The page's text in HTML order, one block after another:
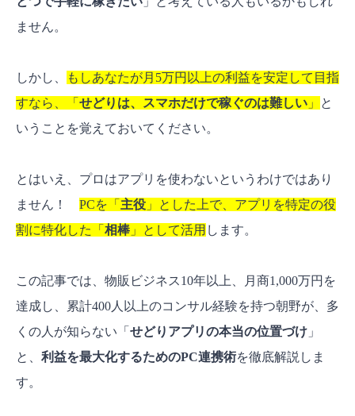
ません。
しかし、
もしあなたが月5万円以上の利益を安定して目指
すなら、「 せどりは、スマホだけで稼ぐのは難しい 」
と
いうことを覚えておいてください。
とはいえ、プロはアプリを使わないというわけではあり
ません！ PCを「 主役 」とした上で、アプリを特定の役
割に特化した「 相棒 」として活用 します。
この記事では、物販ビジネス10年以上、月商1,000万円を
達成し、累計400人以上のコンサル経験を持つ朝野が、多
くの人が知らない「 せどりアプリの本当の位置づけ 」
と、 利益を最大化するためのPC連携術を徹底解説しま
す。